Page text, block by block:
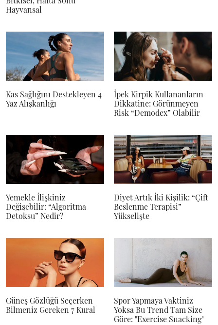
Hayvansal
Kas Sağlığını Destekleyen 4
Yaz Alışkanlığı
İpek Kirpik Kullananların
Dikkatine: Görünmeyen
Risk “Demodex” Olabilir
Yemekle İlişkiniz
Değişebilir: “Algoritma
Detoksu” Nedir?
Diyet Artık İki Kişilik: “Çift
Beslenme Terapisi”
Yükselişte
Güneş Gözlüğü Seçerken
Bilmeniz Gereken 7 Kural
Spor Yapmaya Vaktiniz
Yoksa Bu Trend Tam Size
Göre: "Exercise Snacking"